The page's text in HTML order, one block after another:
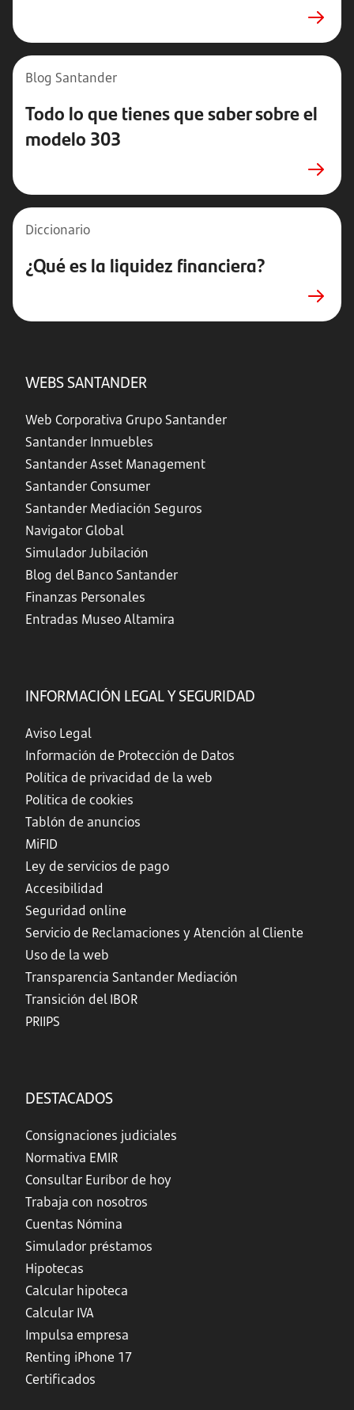
Blog Santander
Todo lo que tienes que saber sobre el
modelo 303
Diccionario
¿Qué es la liquidez financiera?
WEBS SANTANDER
Web Corporativa Grupo Santander
Santander Inmuebles
Santander Asset Management
Santander Consumer
Santander Mediación Seguros
Navigator Global
Simulador Jubilación
Blog del Banco Santander
Finanzas Personales
Entradas Museo Altamira
INFORMACIÓN LEGAL Y SEGURIDAD
Aviso Legal
Información de Protección de Datos
Política de privacidad de la web
Política de cookies
Tablón de anuncios
MiFID
Ley de servicios de pago
Accesibilidad
Seguridad online
Servicio de Reclamaciones y Atención al Cliente
Uso de la web
Transparencia Santander Mediación
Transición del IBOR
PRIIPS
DESTACADOS
Consignaciones judiciales
Normativa EMIR
Consultar Euríbor de hoy
Trabaja con nosotros
Cuentas Nómina
Simulador préstamos
Hipotecas
Calcular hipoteca
Calcular IVA
Impulsa empresa
Renting iPhone 17
Certificados